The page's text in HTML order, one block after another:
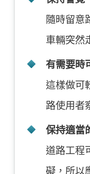
隨時留意
車輛突然
有需要時
這樣做可
路使用者
保持適當
道路工程
礙，所以